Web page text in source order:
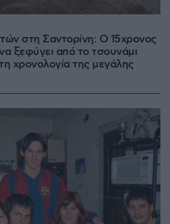
στη Σαντορίνη: Ο 15χρονος
ξεφύγει από το τσουνάμι
χρονολογία της μεγάλης